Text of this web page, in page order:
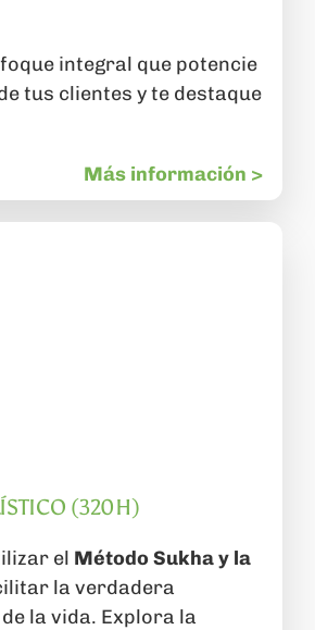
integral que potencie
tus clientes y te destaque
Más información >
(320H)
el Método Sukha y la
la verdadera
la vida. Explora la